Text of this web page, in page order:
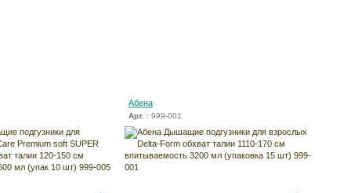
Абена
Арт. : 999-001